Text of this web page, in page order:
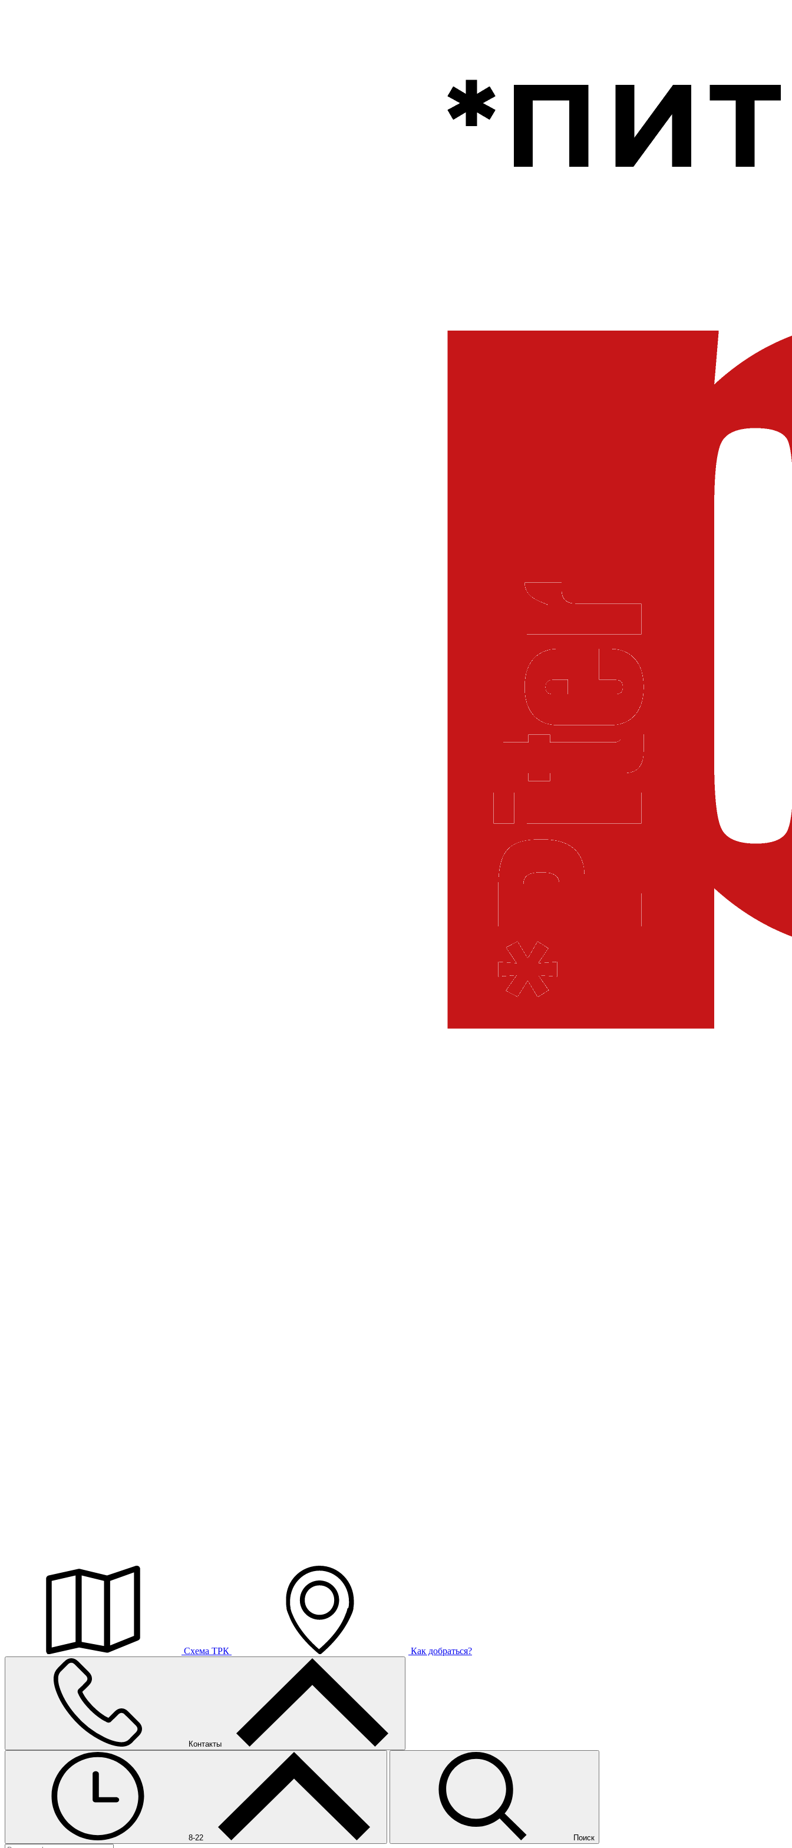
Схема ТРК Как добраться?
Контакты
8-22 Поиск